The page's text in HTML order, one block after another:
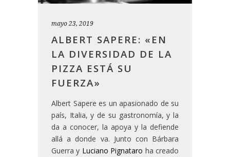
mayo 23, 2019
ALBERT SAPERE: «EN
LA DIVERSIDAD DE LA
PIZZA ESTÁ SU
FUERZA»
Albert Sapere es un apasionado de su
país, Italia, y de su gastronomía, y la
da a conocer, la apoya y la defiende
allá a donde va. Junto con Bárbara
Guerra y Luciano Pignataro ha creado